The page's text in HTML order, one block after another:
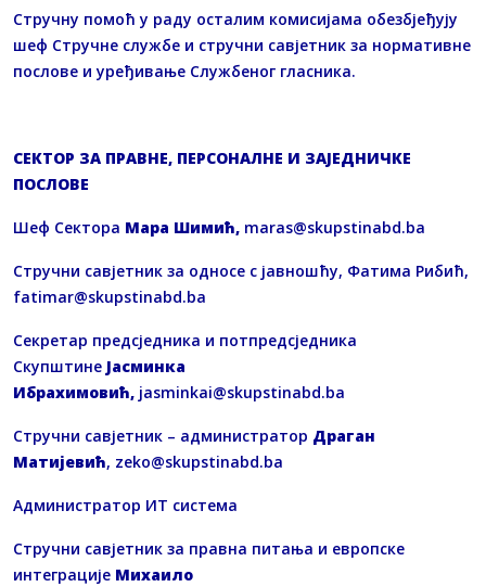
Стручну помоћ у раду осталим комисијама обезбјеђују
шеф Стручне службе и стручни савјетник за нормативне
послове и уређивање Службеног гласника.
СЕКТОР ЗА ПРАВНЕ, ПЕРСОНАЛНЕ И ЗАЈЕДНИЧКЕ
ПОСЛОВЕ
Шеф Сектора Мара Шимић, maras@skupstinabd.ba
Стручни савјетник за односе с јавношћу, Фатима Рибић,
fatimar@skupstinabd.ba
Секретар предсједника и потпредсједника
Скупштине Јасминка
Ибрахимовић, jasminkai@skupstinabd.ba
Стручни савјетник – администратор Драган
Матијевић, zeko@skupstinabd.ba
Администратор ИТ система
Стручни савјетник за правна питања и европске
интеграције Михаило